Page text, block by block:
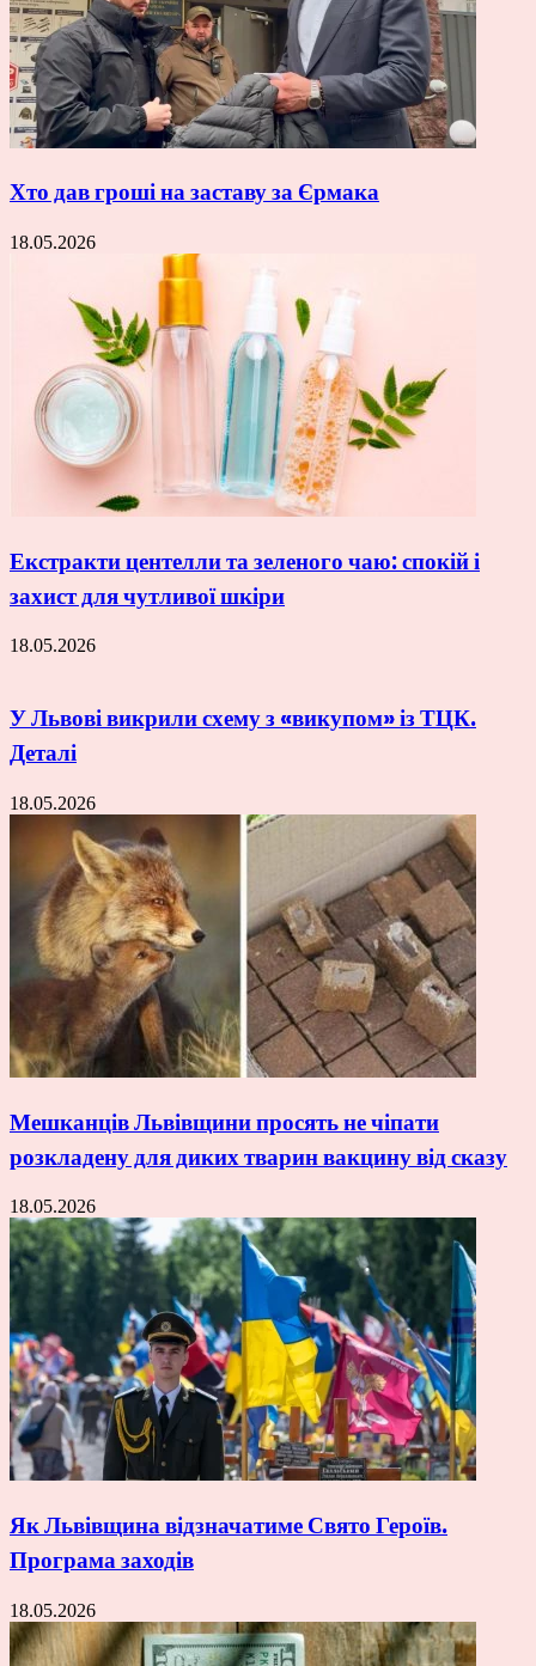
Хто дав гроші на заставу за Єрмака
18.05.2026
Екстракти центелли та зеленого чаю: спокій і
захист для чутливої шкіри
18.05.2026
У Львові викрили схему з «викупом» із ТЦК.
Деталі
18.05.2026
Мешканців Львівщини просять не чіпати
розкладену для диких тварин вакцину від сказу
18.05.2026
Як Львівщина відзначатиме Свято Героїв.
Програма заходів
18.05.2026